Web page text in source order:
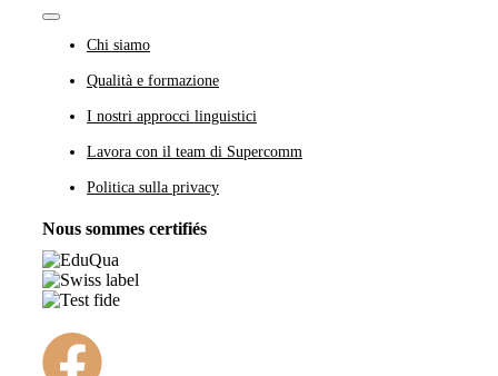
Toggle
NavigationChi siamo
Qualità e formazione
I nostri approcci linguistici
Lavora con il team di Supercomm
Politica sulla privacy
Nous sommes certifiés